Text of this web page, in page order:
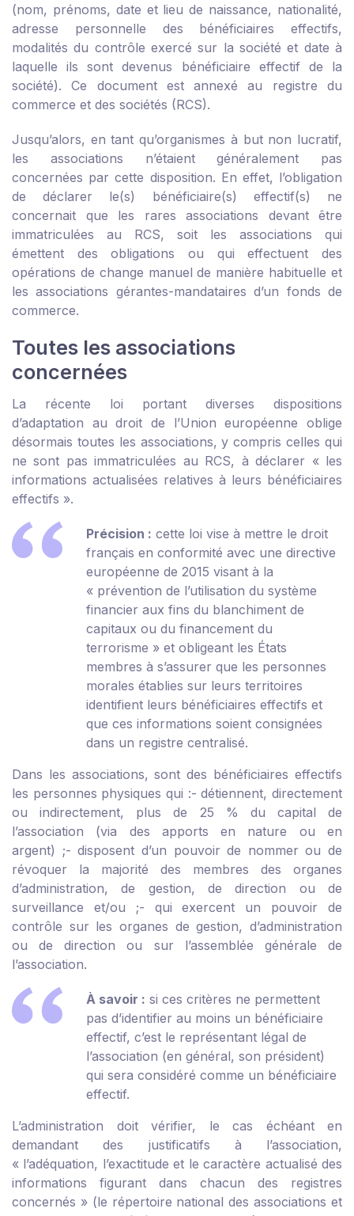
(nom, prénoms, date et lieu de naissance, nationalité,
adresse personnelle des bénéficiaires effectifs,
modalités du contrôle exercé sur la société et date à
laquelle ils sont devenus bénéficiaire effectif de la
société). Ce document est annexé au registre du
commerce et des sociétés (RCS).
Jusqu’alors, en tant qu’organismes à but non lucratif,
les associations n’étaient généralement pas
concernées par cette disposition. En effet, l’obligation
de déclarer le(s) bénéficiaire(s) effectif(s) ne
concernait que les rares associations devant être
immatriculées au RCS, soit les associations qui
émettent des obligations ou qui effectuent des
opérations de change manuel de manière habituelle et
les associations gérantes-mandataires d’un fonds de
commerce.
Toutes les associations
concernées
La récente loi portant diverses dispositions
d’adaptation au droit de l’Union européenne oblige
désormais toutes les associations, y compris celles qui
ne sont pas immatriculées au RCS, à déclarer « les
informations actualisées relatives à leurs bénéficiaires
effectifs ».
Précision : cette loi vise à mettre le droit
français en conformité avec une directive
européenne de 2015 visant à la
« prévention de l’utilisation du système
financier aux fins du blanchiment de
capitaux ou du financement du
terrorisme » et obligeant les États
membres à s’assurer que les personnes
morales établies sur leurs territoires
identifient leurs bénéficiaires effectifs et
que ces informations soient consignées
dans un registre centralisé.
Dans les associations, sont des bénéficiaires effectifs
les personnes physiques qui :- détiennent, directement
ou indirectement, plus de 25 % du capital de
l’association (via des apports en nature ou en
argent) ;- disposent d’un pouvoir de nommer ou de
révoquer la majorité des membres des organes
d’administration, de gestion, de direction ou de
surveillance et/ou ;- qui exercent un pouvoir de
contrôle sur les organes de gestion, d’administration
ou de direction ou sur l’assemblée générale de
l’association.
À savoir : si ces critères ne permettent
pas d’identifier au moins un bénéficiaire
effectif, c’est le représentant légal de
l’association (en général, son président)
qui sera considéré comme un bénéficiaire
effectif.
L’administration doit vérifier, le cas échéant en
demandant des justificatifs à l’association,
« l’adéquation, l’exactitude et le caractère actualisé des
informations figurant dans chacun des registres
concernés » (le répertoire national des associations et